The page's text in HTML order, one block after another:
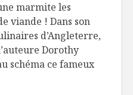
marmite les
viande ! Dans son
d’Angleterre,
Dorothy
schéma ce fameux